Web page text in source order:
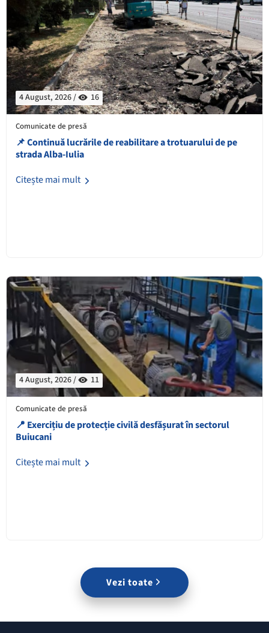
4 August, 2026 / 16
Comunicate de presă
📌 Continuă lucrările de reabilitare a trotuarului de pe
strada Alba-Iulia
Citește mai mult
4 August, 2026 / 11
Comunicate de presă
📍 Exercițiu de protecție civilă desfășurat în sectorul
Buiucani
Citește mai mult
Vezi toate